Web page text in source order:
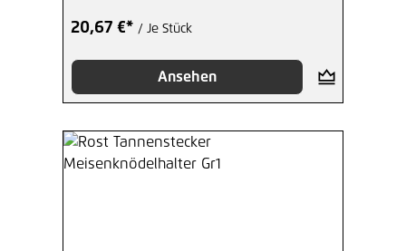
20,67 €* / Je Stück
Ansehen